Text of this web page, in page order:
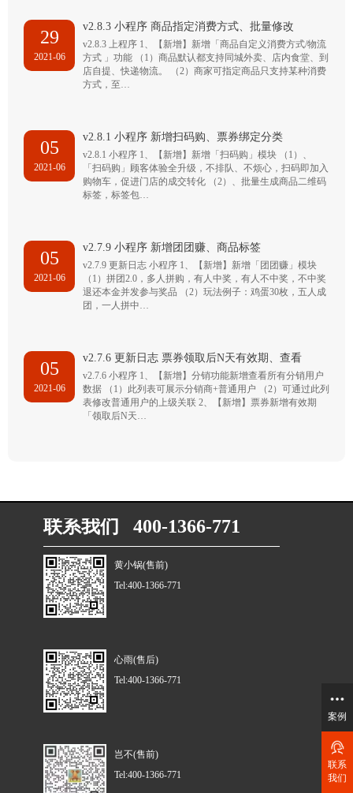
29
2021-06
v2.8.3 小程序 商品指定消费方式、批量修改
v2.8.3 上程序 1、【新增】新增「商品自定义消费方式/物流
方式 」功能 （1）商品默认都支持同城外卖、店内食堂、到
店自提、快递物流。 （2）商家可指定商品只支持某种消费
方式，至…
05
2021-06
v2.8.1 小程序 新增扫码购、票券绑定分类
v2.8.1 小程序 1、【新增】新增「扫码购」模块 （1）、
「扫码购」顾客体验全升级，不排队、不烦心，扫码即加入
购物车，促进门店的成交转化 （2）、批量生成商品二维码
标签，标签包…
05
2021-06
v2.7.9 小程序 新增团团赚、商品标签
v2.7.9 更新日志 小程序 1、【新增】新增「团团赚」模块
（1）拼团2.0，多人拼购，有人中奖，有人不中奖，不中奖
退还本金并发参与奖品 （2）玩法例子：鸡蛋30枚，五人成
团，一人拼中…
05
2021-06
v2.7.6 更新日志 票券领取后N天有效期、查看
v2.7.6 小程序 1、【新增】分销功能新增查看所有分销用户
数据 （1）此列表可展示分销商+普通用户 （2）可通过此列
表修改普通用户的上级关联 2、【新增】票券新增有效期
「领取后N天…
联系我们 400-1366-771
黄小锅(售前)
Tel:400-1366-771
心雨(售后)
Tel:400-1366-771
岂不(售前)
Tel:400-1366-771
案例
联系
我们